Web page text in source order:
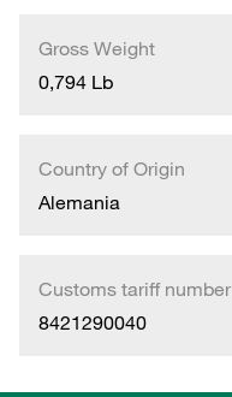
Gross Weight
0,794 Lb
Country of Origin
Alemania
Customs tariff number
8421290040